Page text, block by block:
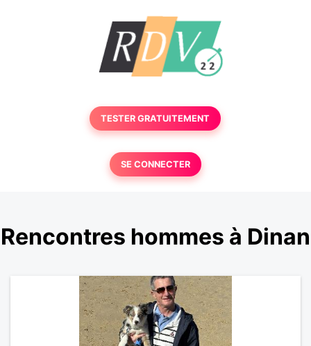
TESTER GRATUITEMENT
SE CONNECTER
Rencontres hommes à Dinan